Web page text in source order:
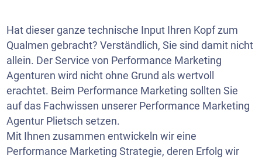
Hat dieser ganze technische Input Ihren Kopf zum
Qualmen gebracht? Verständlich, Sie sind damit nicht
allein. Der Service von Performance Marketing
Agenturen wird nicht ohne Grund als wertvoll
erachtet. Beim Performance Marketing sollten Sie
auf das Fachwissen unserer Performance Marketing
Agentur Plietsch setzen.
Mit Ihnen zusammen entwickeln wir eine
Performance Marketing Strategie, deren Erfolg wir